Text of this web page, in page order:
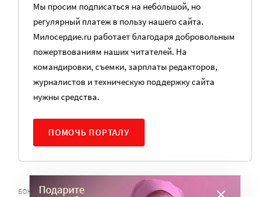
Мы просим подписаться на небольшой, но
регулярный платеж в пользу нашего сайта.
Милосердие.ru работает благодаря добровольным
пожертвованиям наших читателей. На
командировки, съемки, зарплаты редакторов,
журналистов и техническую поддержку сайта
нужны средства.
ПОМОЧЬ ПОРТАЛУ
БОКОВОЙ АМИОТРОФИЧЕСКИЙ СКЛЕРОЗ ,ПОРЯДОК РЕАБИЛИТАЦИИ